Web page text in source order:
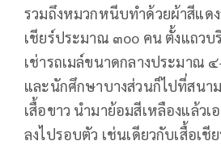
รวมถึงหมวกหนีบทำด้วยผ้าสีแด
เชียร์ประมาณ ๓oo คน ตั้งแถว
เช่ารถเมล์ขนาดกลางประมาณ
และนักศึกษาบางส่วนก็ไปที่สนาม
เสื้อขาว นำมาย้อมสีเหลืองแล้วเ
ลงไปรอบตัว เช่นเดียวกับเสื้อเชี